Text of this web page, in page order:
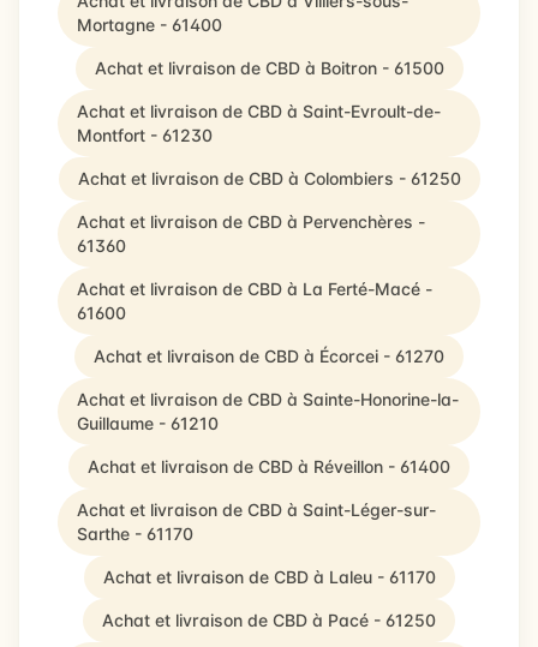
Mortagne - 61400
Achat et livraison de CBD à Boitron - 61500
Achat et livraison de CBD à Saint-Evroult-de-
Montfort - 61230
Achat et livraison de CBD à Colombiers - 61250
Achat et livraison de CBD à Pervenchères -
61360
Achat et livraison de CBD à La Ferté-Macé -
61600
Achat et livraison de CBD à Écorcei - 61270
Achat et livraison de CBD à Sainte-Honorine-la-
Guillaume - 61210
Achat et livraison de CBD à Réveillon - 61400
Achat et livraison de CBD à Saint-Léger-sur-
Sarthe - 61170
Achat et livraison de CBD à Laleu - 61170
Achat et livraison de CBD à Pacé - 61250